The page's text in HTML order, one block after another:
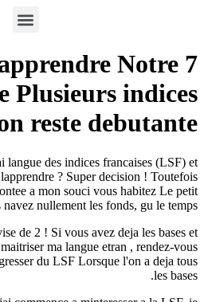
langue
si on reste
interessee via J'ai langue des indices
avez eu besoin de lapprendre ? Super
etes-vous confrontee a mon souci
village, nous navez nullement les
fut recemment divise de 2 ! Si vous
souhaitez a mieux maitriser ma langue
manieres de progresser du LSF